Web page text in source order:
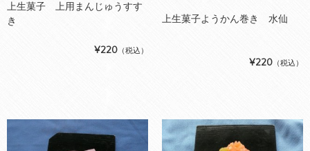
上生菓子 上用まんじゅうすす
き
¥220 （税込）
上生菓子ようかん巻き 水仙
¥220 （税込）